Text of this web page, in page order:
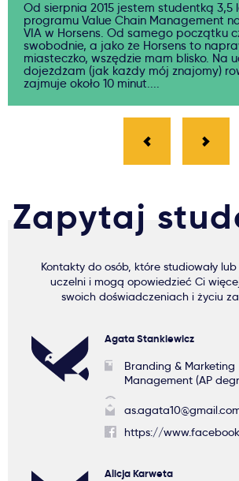
Od sierpnia 2015 jestem studentką 3,5
programu Value Chain Management
VIA w Horsens. Od samego początku
swobodnie, a jako że Horsens to
miasteczko, wszędzie mam blisko. Na
dojeżdżam (jak każdy mój znajomy)
zajmuje około 10 minut....
Zapytaj
Kontakty do osób, które studiowały
uczelni i mogą opowiedzieć Ci
swoich doświadczeniach i życiu
Agata Stankiewicz
Branding & Marketing
Management (AP
https://
Alicja Karweta